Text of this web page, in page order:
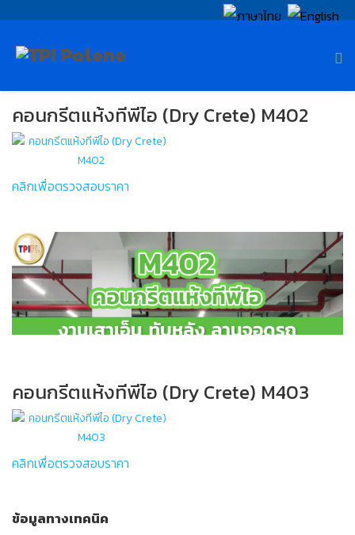
คอนกรีตแห้งทีพีไอ (Dry Crete) M402
คลิกเพื่อตรวจสอบราคา
คอนกรีตแห้งทีพีไอ (Dry Crete) M403
คลิกเพื่อตรวจสอบราคา
ข้อมูลทางเทคนิค